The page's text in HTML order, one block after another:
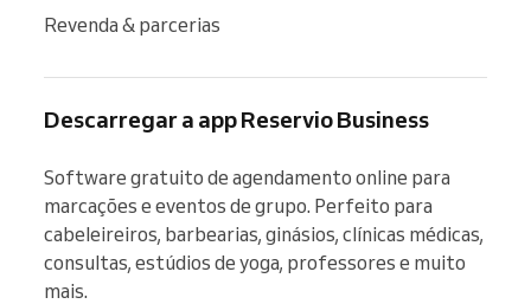
Revenda & parcerias
Descarregar a app Reservio Business
Software gratuito de agendamento online para
marcações e eventos de grupo. Perfeito para
cabeleireiros, barbearias, ginásios, clínicas médicas,
consultas, estúdios de yoga, professores e muito
mais.